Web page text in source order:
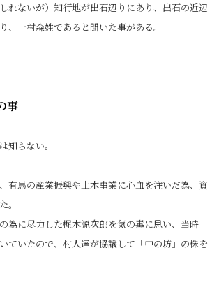
れないが）知行地が出石辺りにあり、出石の近辺
、一村森姓であると聞いた事がある。
事
知らない。
有馬の産業振興や土木事業に心血を注いだ為、資
。
為に尽力した梶木源次郎を気の毒に思い、当時
ていたので、村人達が協議して「中の坊」の株を